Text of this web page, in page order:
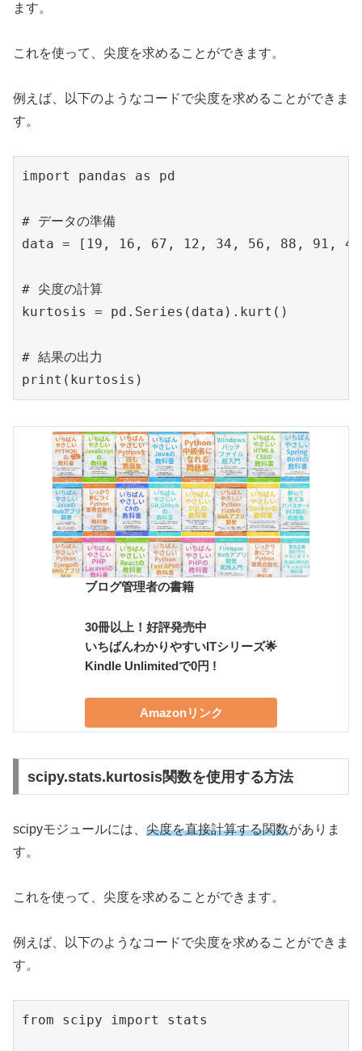
ます。
これを使って、尖度を求めることができます。
例えば、以下のようなコードで尖度を求めることができま
す。
import pandas as pd
# データの準備
data = [19, 16, 67, 12, 34, 56, 88, 91,
# 尖度の計算
kurtosis = pd.Series(data).kurt()
# 結果の出力
print(kurtosis)
ブログ管理者の書籍
30冊以上！好評発売中
いちばんわかりやすいITシリーズ🌟
Kindle Unlimitedで0円 !
Amazonリンク
scipy.stats.kurtosis関数を使用する方法
scipyモジュールには、 尖度を直接計算する関数がありま
す。
これを使って、尖度を求めることができます。
例えば、以下のようなコードで尖度を求めることができま
す。
from scipy import stats